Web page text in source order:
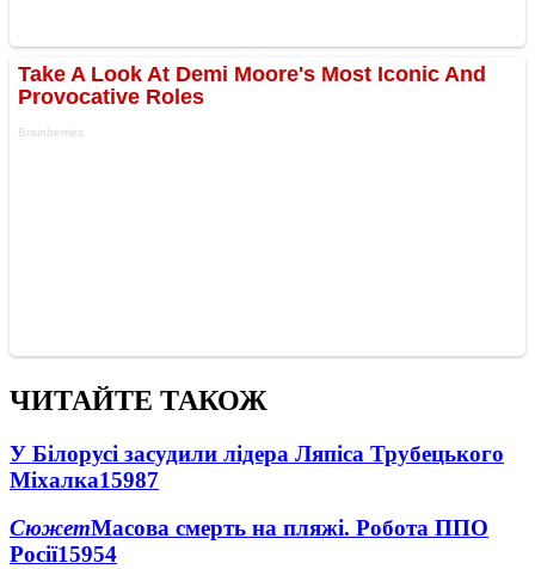
ЧИТАЙТЕ ТАКОЖ
У Білорусі засудили лідера Ляпіса Трубецького
Міхалка15987
СюжетМасова смерть на пляжі. Робота ППО
Росії15954